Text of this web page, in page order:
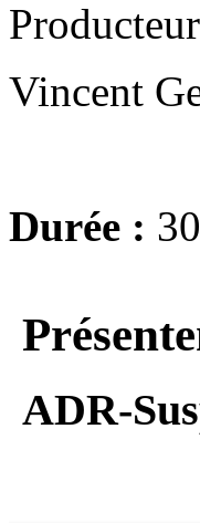
Producteur
Vincent
Durée :
ADR-